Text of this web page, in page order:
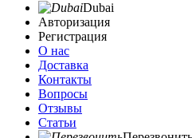
Dubai
Авторизация
Регистрация
О нас
Доставка
Контакты
Вопросы
Отзывы
Статьи